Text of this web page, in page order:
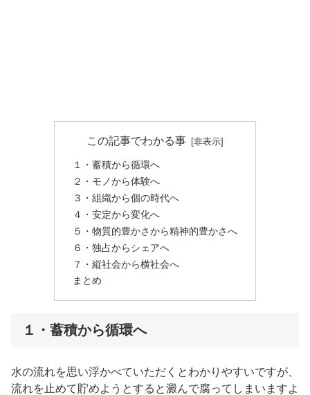
この記事でわかる事
１・蓄積から循環へ
２・モノから体験へ
３・組織から個の時代へ
４・安定から変化へ
５・物質的豊かさから精神的豊かさへ
６・独占からシェアへ
７・縦社会から横社会へ
まとめ
１・蓄積から循環へ
水の流れを思い浮かべていただくとわかりやすいですが、
流れを止めて貯めようとすると澱んで腐ってしまいますよ